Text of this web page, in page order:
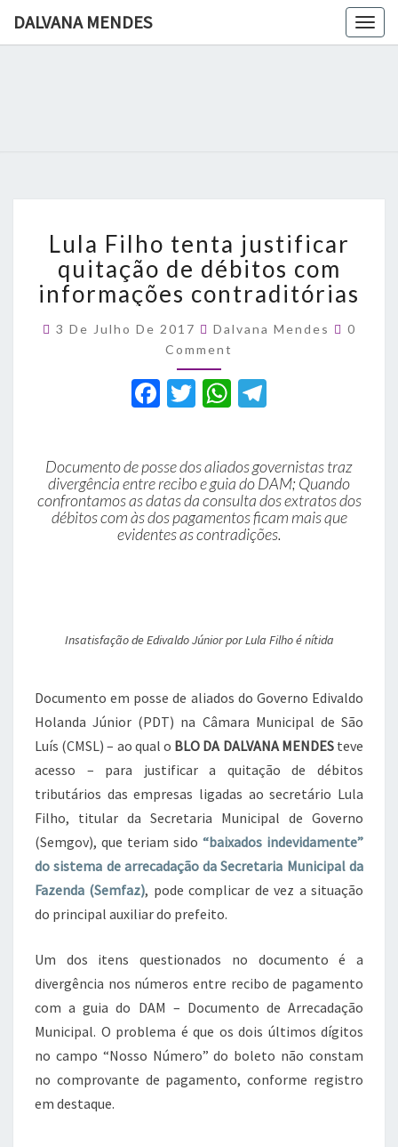
DALVANA MENDES
Filho
tenta
justificar
quitação
de
com
informações
contraditórias
Lula Filho tenta justificar
quitação de débitos com
informações contraditórias
3 De Julho De 2017 Dalvana Mendes
0
Comment
F
e
b
o
T
te
r
W
s
A
p
gr
a
m
Documento de posse dos aliados governistas traz
divergência entre recibo e guia do DAM; Quando
confrontamos as datas da consulta dos extratos dos
débitos com às dos pagamentos ficam mais que
evidentes as contradições.
Insatisfação de Edivaldo Júnior por Lula Filho é nítida
Documento em posse de aliados do Governo Edivaldo
Holanda Júnior (PDT) na Câmara Municipal de São
Luís (CMSL) – ao qual o BLO DA DALVANA MENDESteve
acesso – para justificar a quitação de débitos
tributários das empresas ligadas ao secretário Lula
Filho, titular da Secretaria Municipal de Governo
(Semgov), que teriam sido “baixados indevidamente”
do sistema de arrecadação da Secretaria Municipal da
Fazenda (Semfaz), pode complicar de vez a situação
do principal auxiliar do prefeito.
Um dos itens questionados no documento é a
divergência nos números entre recibo de pagamento
com a guia do DAM – Documento de Arrecadação
Municipal. O problema é que os dois últimos dígitos
no campo “Nosso Número” do boleto não constam
no comprovante de pagamento, conforme registro
em destaque.